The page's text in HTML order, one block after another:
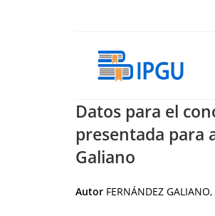
Datos para el
presentada para
Galiano
Autor FERNÁNDEZ